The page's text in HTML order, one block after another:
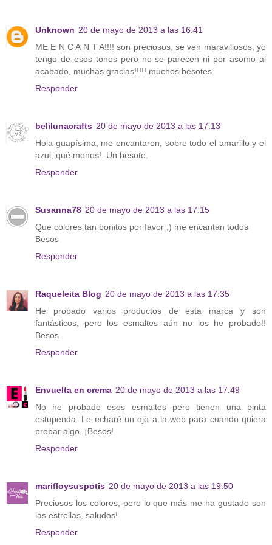
Unknown 20 de mayo de 2013 a las 16:41
ME E N C A N T A!!!! son preciosos, se ven maravillosos, yo
tengo de esos tonos pero no se parecen ni por asomo al
acabado, muchas gracias!!!!! muchos besotes
Responder
belilunacrafts 20 de mayo de 2013 a las 17:13
Hola guapísima, me encantaron, sobre todo el amarillo y el
azul, qué monos!. Un besote.
Responder
Susanna78 20 de mayo de 2013 a las 17:15
Que colores tan bonitos por favor ;) me encantan todos
Besos
Responder
Raqueleita Blog 20 de mayo de 2013 a las 17:35
He probado varios productos de esta marca y son
fantásticos, pero los esmaltes aún no los he probado!!
Besos.
Responder
Envuelta en crema 20 de mayo de 2013 a las 17:49
No he probado esos esmaltes pero tienen una pinta
estupenda. Le echaré un ojo a la web para cuando quiera
probar algo. ¡Besos!
Responder
marifloysuspotis 20 de mayo de 2013 a las 19:50
Preciosos los colores, pero lo que más me ha gustado son
las estrellas, saludos!
Responder